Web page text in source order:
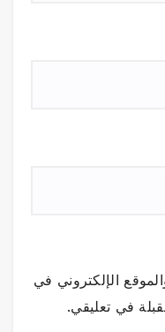
الإلكتروني في
في تعليقي.